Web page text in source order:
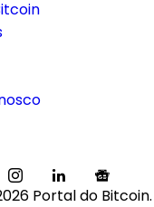
Portal do